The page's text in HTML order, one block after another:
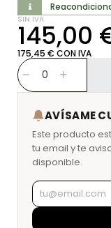
SIN IVA
145,00
175,45 € CON IVA
AVÍSAME
Este producto
tu email y te
disponible.